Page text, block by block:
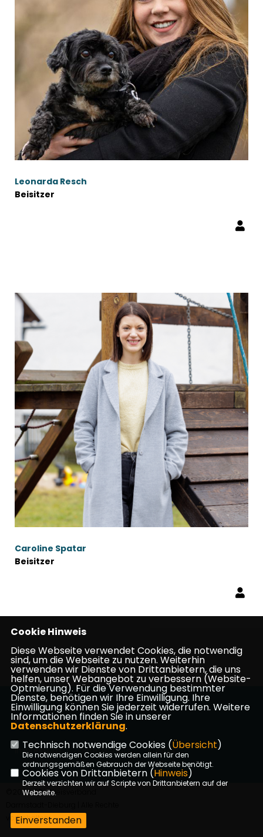
Leonarda Resch
Beisitzer
Caroline Spatar
Beisitzer
Impressum Datenschutz Kontakt
©2026 CDU Kreisverband
vorbehalten.
Cookie Hinweis
Diese Webseite verwendet Cookies, die notwendig
sind, um die Webseite zu nutzen. Weiterhin
verwenden wir Dienste von Drittanbietern, die uns
helfen, unser Webangebot zu verbessern (Website-
Optmierung). Für die Verwendung bestimmter
Dienste, benötigen wir Ihre Einwilligung. Ihre
Einwilligung können Sie jederzeit widerrufen. Weitere
Informationen finden Sie in unserer
Datenschutzerklärung.
Technisch notwendige Cookies (Übersicht)
Die notwendigen Cookies werden allein für den
ordnungsgemäßen Gebrauch der Webseite benötigt.
Cookies von Drittanbietern (Hinweis)
Derzeit verzichten wir auf Scripte von Drittanbietern auf der
Webseite.
Einverstanden